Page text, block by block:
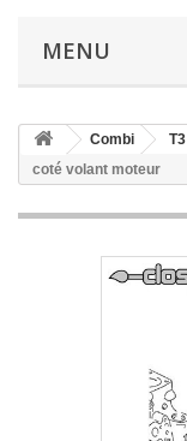
MENU
Combi T3
coté volant moteur